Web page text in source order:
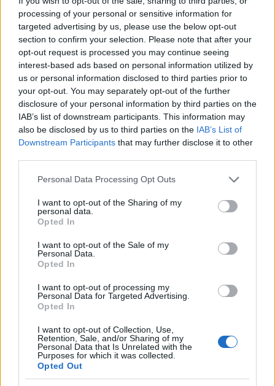
processing of your personal or sensitive information for
targeted advertising by us, please use the below opt-out
section to confirm your selection. Please note that after your
opt-out request is processed you may continue seeing
interest-based ads based on personal information utilized by
us or personal information disclosed to third parties prior to
your opt-out. You may separately opt-out of the further
disclosure of your personal information by third parties on the
IAB’s list of downstream participants. This information may
also be disclosed by us to third parties on the IAB’s List of
Downstream Participants that may further disclose it to other
Please note that this website/app uses one or more Google
not limited to your visit or usage behaviour. You may click to
grant or deny consent to Google and its third-party tags to
use your data for below specified purposes in below Google
consent section.
Personal Data Processing Opt Outs
I want to opt-out of the Sharing of my
personal data.
Opted In
I want to opt-out of the Sale of my
Personal Data.
Opted In
I want to opt-out of processing my
Personal Data for Targeted Advertising.
Opted In
I want to opt-out of Collection, Use,
Retention, Sale, and/or Sharing of my
Personal Data that Is Unrelated with the
Purposes for which it was collected.
Opted Out
Εθνική Παίδων: Απώλεσε
προβάδισμα 13 πόντων και
έχασε 84-89 από το Ισραήλ
Ο Γιάννης Αγραβάνης στον
Βίκο Ιωαννίνων
Ελληνική Αναπτυξιακή Τράπεζα: Με «προίκα» 2 δισ. ευρώ
εκατ. ευρώ και αύξηση
κερδών 57% - Τα νέα
στοιχήματα σε low & non
alcohol
Χρηματοοικονομικός
σύμβουλος της ΔΕΗ για την
είσοδο στην πολωνική